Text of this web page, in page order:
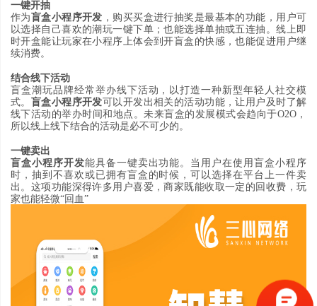
一键开抽
作为盲盒小程序开发 ， 购买买盒进行抽奖是最基本的功能 ， 用户可
以选择自己喜欢的潮玩一键下单 ； 也能选择单抽或五连抽 。线上即
时开盒能让玩家在小程序上体会到开盲盒的快感 ，也能促进用户继
续消费。
结合线下活动
盲盒潮玩品牌经常举办线下活动 ， 以打造一种新型年轻人社交模
式。 盲盒小程序开发可以开发出相关的活动功能 ，让用户及时了解
线下活动的举办时间和地点 。未来盲盒的发展模式会趋向于O2O，
所以线上线下结合的活动是必不可少的。
一键卖出
盲盒小程序开发能具备一键卖出功能。 当用户在使用盲盒小程序
时 ， 抽到不喜欢或已拥有盲盒的时候 ，可以选择在平台上一件卖
出 。 这项功能深得许多用户喜爱 ，商家既能收取一定的回收费 ，玩
家也能轻微“回血”